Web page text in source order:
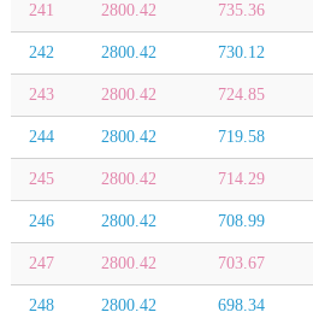
241 2800.42 735.36
242 2800.42 730.12
243 2800.42 724.85
244 2800.42 719.58
245 2800.42 714.29
246 2800.42 708.99
247 2800.42 703.67
248 2800.42 698.34